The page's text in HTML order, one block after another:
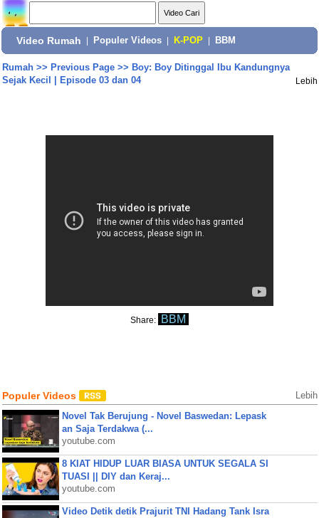
Video Rumah Populer Videos K-POP BBM
Rumah>> Previous Page>> Boy: Boy Ditinggal Ibu Kandungnya
Sejak Kecil | Episode 03 dan 04
Lebih
Share: BBM
Populer Videos Lebih
Novel Tak Berujung - Novel Baswedan: Lepask
an Saja Terdakwa (...
youtube.com
8 KIAT HIDUP LUAR BIASA UNTUK SEGALA SI
TUASI || DIY dan Keraj...
youtube.com
Video Detik detik Prajurit TNI Hadang Tank Isra